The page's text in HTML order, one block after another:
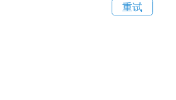
重试